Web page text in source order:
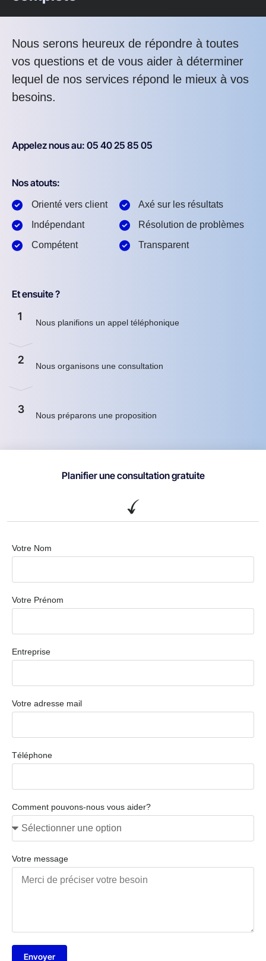
Nous serons heureux de répondre à toutes
vos questions et de vous aider à déterminer
lequel de nos services répond le mieux à vos
besoins.
Appelez nous au: 05 40 25 85 05
Nos atouts:
Orienté vers client
Indépendant
Compétent
Axé sur les résultats
Résolution de problèmes
Transparent
Et ensuite ?
1 Nous planifions un appel téléphonique
2 Nous organisons une consultation
3 Nous préparons une proposition
Planifier une consultation gratuite
Votre Nom
Votre Prénom
Entreprise
Votre adresse mail
Téléphone
Comment pouvons-nous vous aider?
Votre message
Envoyer